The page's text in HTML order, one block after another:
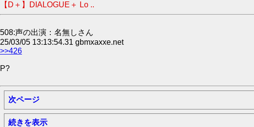
【D＋】DIALOGUE＋ Lo ..
508:声の出演：名無しさん
25/03/05 13:13:54.31 gbmxaxxe.net
>>426
P?
次ページ
続きを表示